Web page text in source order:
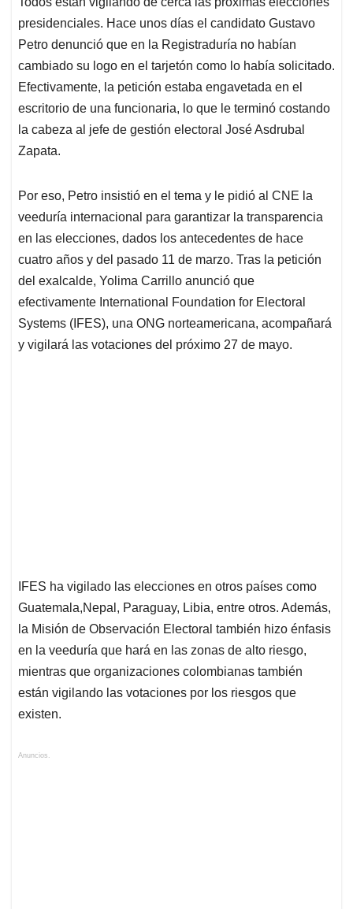
s
A
p
p
b
o
o
k
e
d
I
n
l
a
d
s
presidenciales. Hace unos días el candidato Gustavo
Petro denunció que en la Registraduría no habían
cambiado su logo en el tarjetón como lo había solicitado.
Efectivamente, la petición estaba engavetada en el
escritorio de una funcionaria, lo que le terminó costando
la cabeza al jefe de gestión electoral José Asdrubal
Zapata.
Por eso, Petro insistió en el tema y le pidió al CNE la
veeduría internacional para garantizar la transparencia
en las elecciones, dados los antecedentes de hace
cuatro años y del pasado 11 de marzo. Tras la petición
del exalcalde, Yolima Carrillo anunció que
efectivamente International Foundation for Electoral
Systems (IFES), una ONG norteamericana, acompañará
y vigilará las votaciones del próximo 27 de mayo.
IFES ha vigilado las elecciones en otros países como
Guatemala,Nepal, Paraguay, Libia, entre otros. Además,
la Misión de Observación Electoral también hizo énfasis
en la veeduría que hará en las zonas de alto riesgo,
mientras que organizaciones colombianas también
están vigilando las votaciones por los riesgos que
existen.
Anuncios.